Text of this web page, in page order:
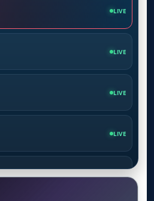
LIVE
LIVE
LIVE
LIVE